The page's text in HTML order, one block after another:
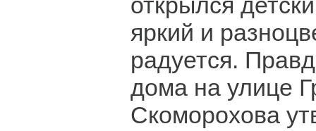
яркий и
радуется.
дома на улице
Скоморохова